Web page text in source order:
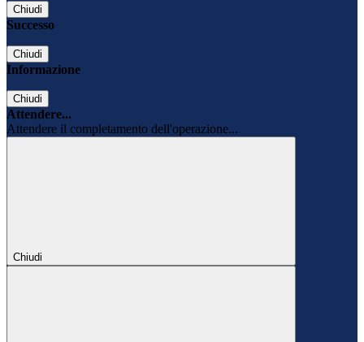
Chiudi
Successo
Chiudi
Informazione
Chiudi
Attendere...
Attendere il completamento dell'operazione...
Chiudi